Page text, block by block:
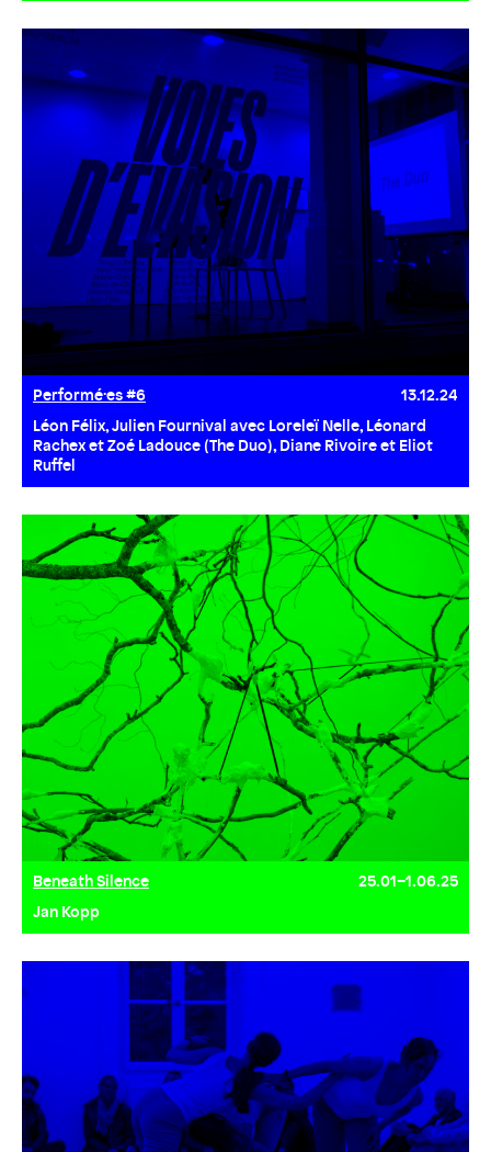
Performé·es #6
13.12.24
Léon Félix, Julien Fournival avec Loreleï Nelle, Léonard
Rachex et Zoé Ladouce (The Duo), Diane Rivoire et Eliot
Ruffel
Beneath Silence
25.01–1.06.25
Jan Kopp